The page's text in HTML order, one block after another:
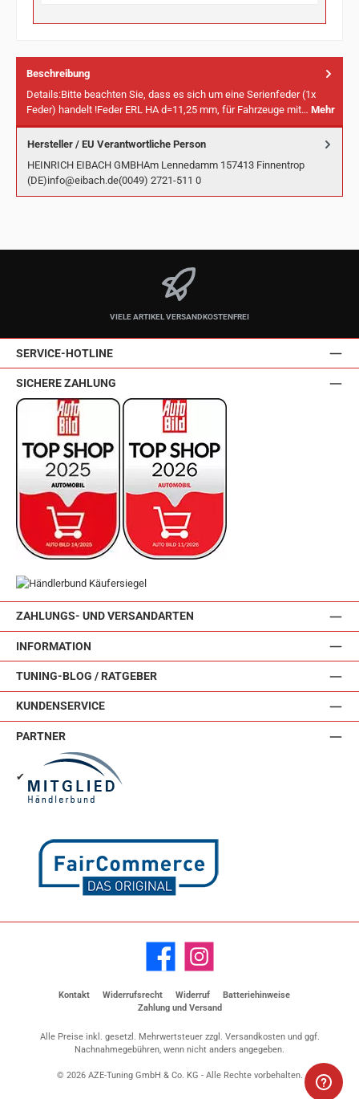
Beschreibung
Details:Bitte beachten Sie, dass es sich um eine Serienfeder (1x
Feder) handelt !Feder ERL HA d=11,25 mm, für Fahrzeuge mit… Mehr
Hersteller / EU Verantwortliche Person
HEINRICH EIBACH GMBHAm Lennedamm 157413 Finnentrop
(DE)info@eibach.de(0049) 2721-511 0
VIELE ARTIKEL VERSANDKOSTENFREI
SERVICE-HOTLINE
ZAHLUNGS- UND VERSANDARTEN
INFORMATION
TUNING-BLOG / RATGEBER
KUNDENSERVICE
SICHERE ZAHLUNG
PARTNER
✔
Facebook Instagram
Kontakt Widerrufsrecht Widerruf
Batteriehinweise
Zahlung und Versand
Alle Preise inkl. gesetzl. Mehrwertsteuer zzgl. Versandkostenund ggf.
Nachnahmegebühren, wenn nicht anders angegeben.
© 2026 AZE-Tuning GmbH & Co. KG - Alle Rechte vorbehalten.